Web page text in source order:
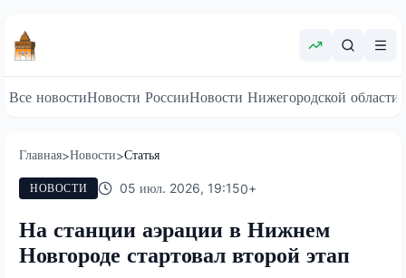
Все новостиНовости РоссииНовости Нижегородской области
Главная>Новости>Статья
НОВОСТИ 05 июл. 2026, 19:150+
На станции аэрации в Нижнем
Новгороде стартовал второй этап